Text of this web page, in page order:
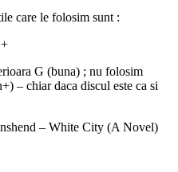
care le folosim sunt :
G (buna) ; nu folosim
– chiar daca discul este ca si
– White City (A Novel)